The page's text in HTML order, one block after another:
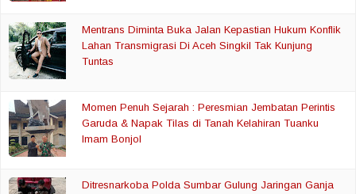
Mentrans Diminta Buka Jalan Kepastian Hukum Konflik
Lahan Transmigrasi Di Aceh Singkil Tak Kunjung
Tuntas
Momen Penuh Sejarah : Peresmian Jembatan Perintis
Garuda & Napak Tilas di Tanah Kelahiran Tuanku
Imam Bonjol
Ditresnarkoba Polda Sumbar Gulung Jaringan Ganja